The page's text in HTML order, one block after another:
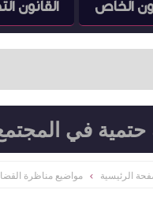
الخاص القانون
حتمية في
الرئيسية مواضيع مناظرة